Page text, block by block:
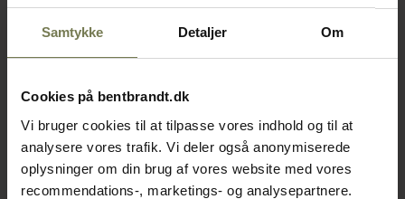
Samtykke Detaljer Om
Cookies på bentbrandt.dk
Vi bruger cookies til at tilpasse vores indhold og til at
analysere vores trafik. Vi deler også anonymiserede
oplysninger om din brug af vores website med vores
recommendations-, marketings- og analysepartnere.